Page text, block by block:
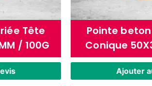
Tête
/ 100G
Pointe
Conique
Ajouter